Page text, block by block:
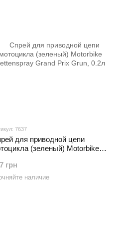
7637
для приводной цепи
(зеленый) Motorbike
грн
наличие